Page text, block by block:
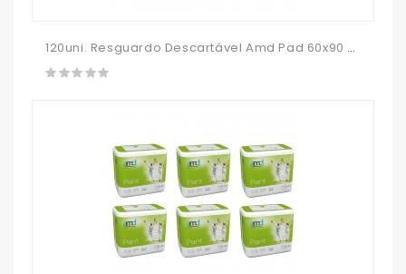
120uni. Resguardo Descartável Amd Pad 60x90 (4x30uni.)